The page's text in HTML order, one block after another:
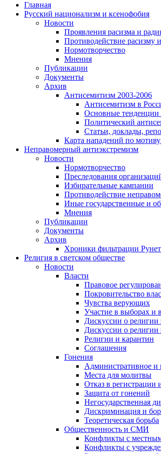
Главная
Русский национализм и ксенофобия
Новости
Проявления расизма и
Противодействие расизму
Нормотворчество
Мнения
Публикации
Документы
Архив
Антисемитизм 2003-2006
Антисемитизм в
Основные тенденции
Политический
Статьи, доклады,
Карта нападений по
Неправомерный антиэкстремизм
Новости
Нормотворчество
Преследования
Избирательные кампании
Противодействие
Иные государственные и
Мнения
Публикации
Документы
Архив
Хроники фильтрации
Религия в светском обществе
Новости
Власти
Правовое
Покровительство
Чувства верующих
Участие в выборах и
Дискуссии о религии
Дискуссии о религии
Религии и карантин
Соглашения
Гонения
Административное и
Места для молитвы
Отказ в регистрации
Защита от гонений
Негосударственная
Дискриминация и
Теоретическая борьба
Общественность и СМИ
Конфликты с
Конфликты с